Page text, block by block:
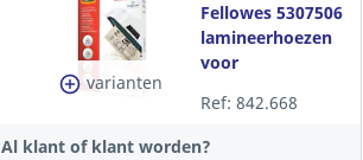
varianten
Fellowes 5307506
lamineerhoezen
voor
A3, 250 (2x125)
mic, per 100
Ref: 842.668
Al klant of klant worden?